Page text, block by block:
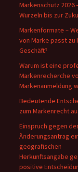
Markenschutz 2026
Wurzeln bis zur
Markenformate –
von Marke passt zu
Geschäft?
Warum ist eine
Markenrecherche
Markenanmeldung
Bedeutende
zum Markenrecht
Einspruch gegen
Änderungsantrag
geografischen
Herkunftsangabe
positive